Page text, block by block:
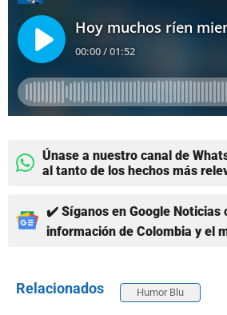
Únase a nuestro canal de
al tanto de los hechos más
✔️ Síganos en Google Noticias
información de Colombia y el
Relacionados Humor Blu